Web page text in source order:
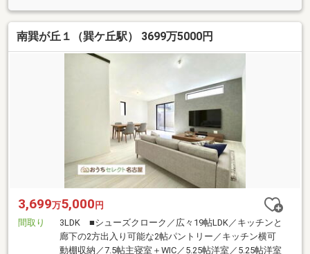
南巽が丘１（巽ケ丘駅） 3699万5000円
3,699万5,000 円
間取り
3LDK ■シューズクローク／広々19帖LDK／キッチンと
廊下の2方出入り可能な2帖パントリー／キッチン横可
動棚収納／7.5帖主寝室＋WIC／5.25帖洋室／5.25帖洋室